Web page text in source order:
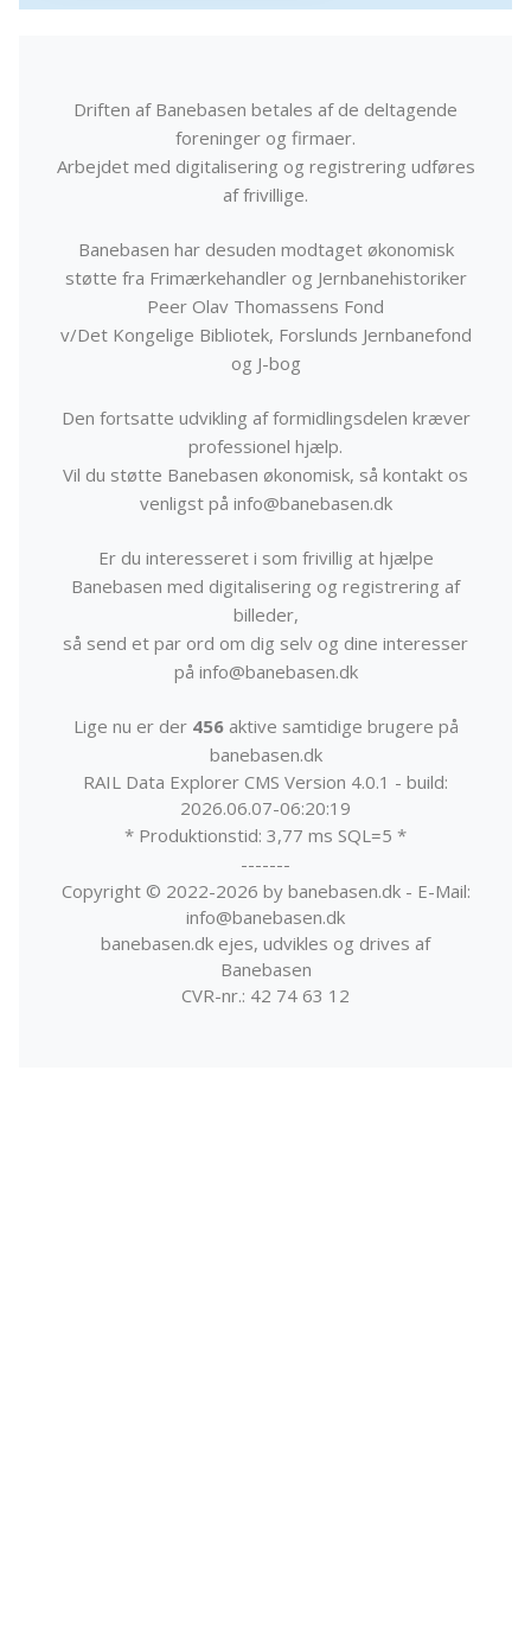
Driften af Banebasen betales af de deltagende
foreninger og firmaer.
Arbejdet med digitalisering og registrering udføres
af frivillige.
Banebasen har desuden modtaget økonomisk
støtte fra Frimærkehandler og Jernbanehistoriker
Peer Olav Thomassens Fond
v/Det Kongelige Bibliotek, Forslunds Jernbanefond
og J-bog
Den fortsatte udvikling af formidlingsdelen kræver
professionel hjælp.
Vil du støtte Banebasen økonomisk, så kontakt os
venligst på info@banebasen.dk
Er du interesseret i som frivillig at hjælpe
Banebasen med digitalisering og registrering af
billeder,
så send et par ord om dig selv og dine interesser
på info@banebasen.dk
Lige nu er der 456aktive samtidige brugere på
banebasen.dk
RAIL Data Explorer CMS Version 4.0.1 - build:
2026.06.07-06:20:19
* Produktionstid: 3,77 ms SQL=5 *
-------
Copyright © 2022-2026 by banebasen.dk - E-Mail:
info@banebasen.dk
banebasen.dk ejes, udvikles og drives af
Banebasen
CVR-nr.: 42 74 63 12